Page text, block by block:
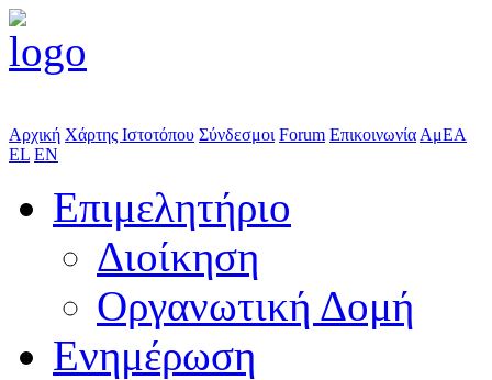
Αρχική Χάρτης Ιστοτόπου Σύνδεσμοι Forum Επικοινωνία ΑμΕΑ
EL EN
Επιμελητήριο
Διοίκηση
Οργανωτική Δομή
Ενημέρωση